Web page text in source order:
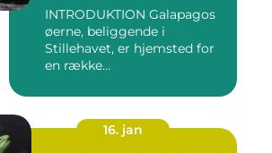
INTRODUKTION Galapagos
øerne, beliggende i
Stillehavet, er hjemsted for
en række
16. jan